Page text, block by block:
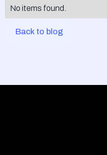
No items found.
Back to blog